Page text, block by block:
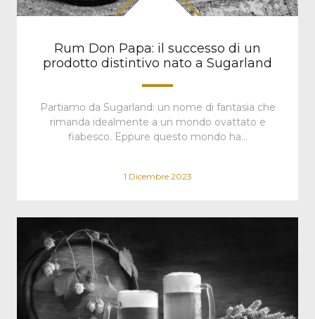
Rum Don Papa: il successo di un
prodotto distintivo nato a Sugarland
Partiamo da Sugarland: un nome di fantasia che
rimanda idealmente a un mondo ovattato e
fiabesco. Eppure questo mondo ha…
1 Dicembre 2023